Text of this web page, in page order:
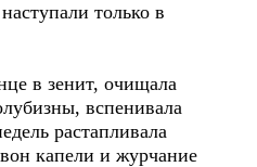
только в
в зенит, очищала
вспенивала
растапливала
капели и журчание